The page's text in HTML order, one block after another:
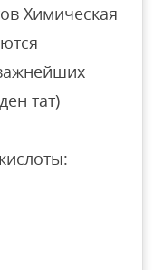
Химическая
тат)